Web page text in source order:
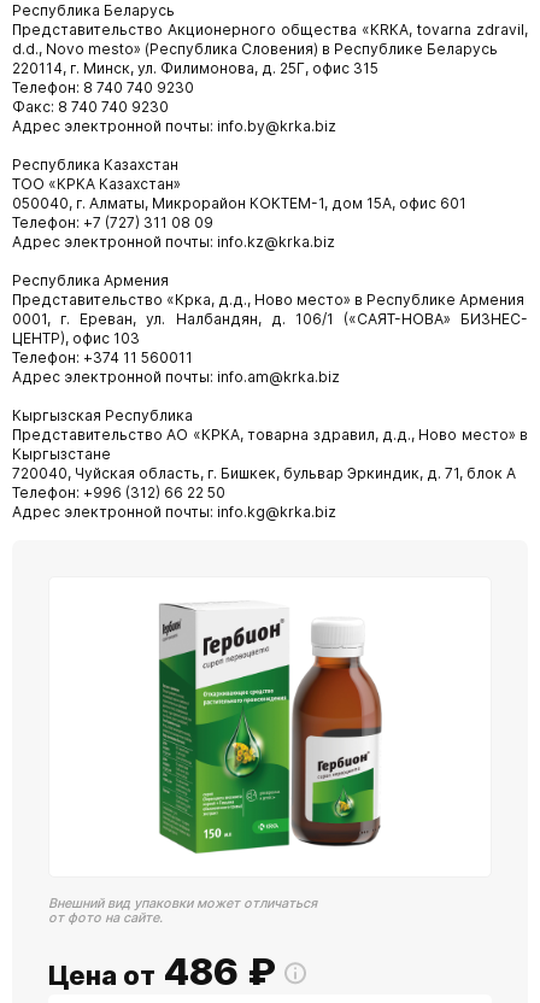
Республика Беларусь
Представительство Акционерного общества «КRКА, tovarna zdravil,
d.d., Novo mesto» (Республика Словения) в Республике Беларусь
220114, г. Минск, ул. Филимонова, д. 25Г, офис 315
Телефон: 8 740 740 9230
Факс: 8 740 740 9230
Адрес электронной почты: info.by@krka.biz
Республика Казахстан
ТОО «КРКА Казахстан»
050040, г. Алматы, Микрорайон КОКТЕМ-1, дом 15А, офис 601
Телефон: +7 (727) 311 08 09
Адрес электронной почты: info.kz@krka.biz
Республика Армения
Представительство «Крка, д.д., Ново место» в Республике Армения
0001, г. Ереван, ул. Налбандян, д. 106/1 («САЯТ-НОВА» БИЗНЕС-
ЦЕНТР), офис 103
Телефон: +374 11 560011
Адрес электронной почты: info.am@krka.biz
Кыргызская Республика
Представительство АО «КРКА, товарна здравил, д.д., Ново место» в
Кыргызстане
720040, Чуйская область, г. Бишкек, бульвар Эркиндик, д. 71, блок А
Телефон: +996 (312) 66 22 50
Адрес электронной почты: info.kg@krka.biz
Внешний вид упаковки может отличаться
от фото на сайте.
Цена от 486 ₽